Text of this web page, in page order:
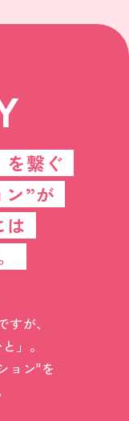
を繋ぐ
ン”が
は
が、
」。
ョン"を